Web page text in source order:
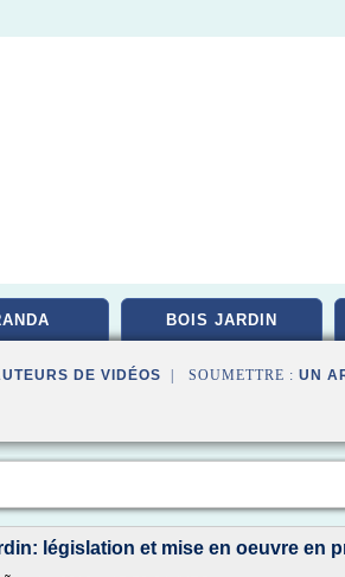
BOIS JARDIN
DE VIDÉOS | SOUMETTRE : UN
législation et mise en oeuvre en